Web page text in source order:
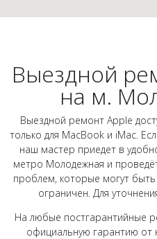
Выездной
на м.
Выездной ремонт Apple
только для MacBook и iMac.
наш мастер приедет в
метро Молодежная и
проблем, которые могут
ограничен. Для
На любые постгарантийные
официальную гарантию от